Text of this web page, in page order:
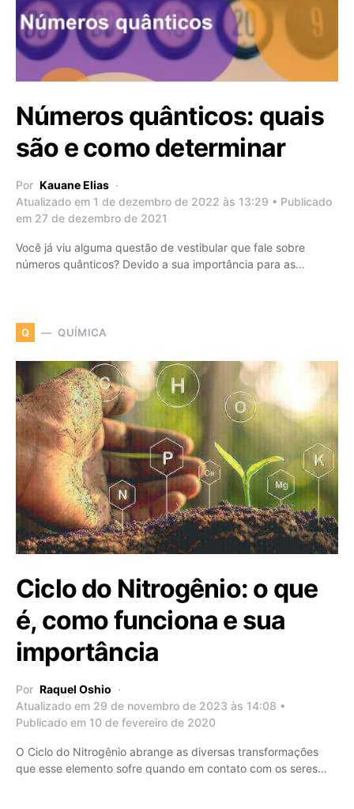
Números quânticos: quais
são e como determinar
Por Kauane Elias
Atualizado em 1 de dezembro de 2022 às 13:29 • Publicado
em 27 de dezembro de 2021
Você já viu alguma questão de vestibular que fale sobre
números quânticos? Devido a sua importância para as…
Q QUÍMICA
Ciclo do Nitrogênio: o que
é, como funciona e sua
importância
Por Raquel Oshio
Atualizado em 29 de novembro de 2023 às 14:08 •
Publicado em 10 de fevereiro de 2020
O Ciclo do Nitrogênio abrange as diversas transformações
que esse elemento sofre quando em contato com os seres…